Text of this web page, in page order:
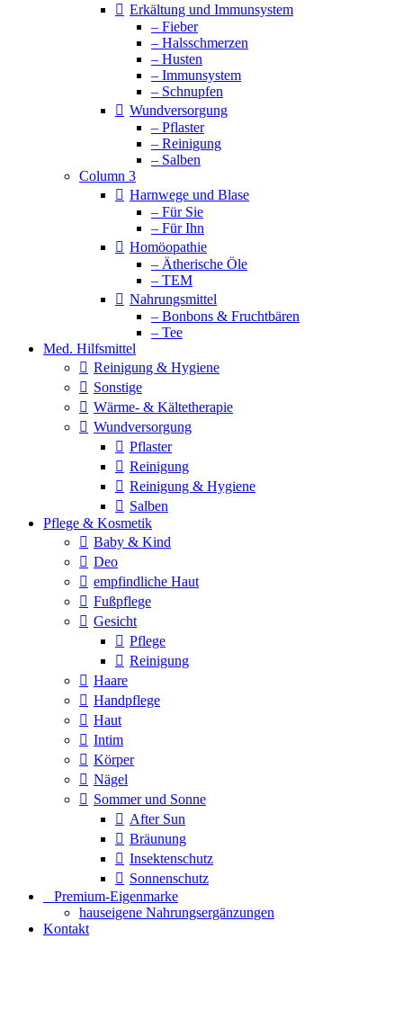
Erkältung und Immunsystem
– Fieber
– Halsschmerzen
– Husten
– Immunsystem
– Schnupfen
Wundversorgung
– Pflaster
– Reinigung
– Salben
Column 3
Harnwege und Blase
– Für Sie
– Für Ihn
Homöopathie
– Ätherische Öle
– TEM
Nahrungsmittel
– Bonbons & Fruchtbären
– Tee
Med. Hilfsmittel
Reinigung & Hygiene
Sonstige
Wärme- & Kältetherapie
Wundversorgung
Pflaster
Reinigung
Reinigung & Hygiene
Salben
Pflege & Kosmetik
Baby & Kind
Deo
empfindliche Haut
Fußpflege
Gesicht
Pflege
Reinigung
Haare
Handpflege
Haut
Intim
Körper
Nägel
Sommer und Sonne
After Sun
Bräunung
Insektenschutz
Sonnenschutz
⠀​Premium-Eigenmarke
hauseigene Nahrungsergänzungen
Kontakt